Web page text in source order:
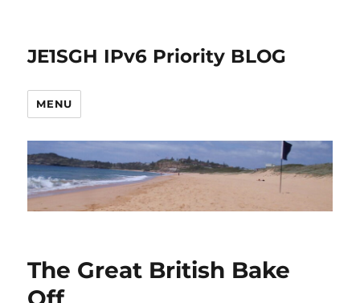
JE1SGH IPv6 Priority BLOG
MENU
The Great British Bake